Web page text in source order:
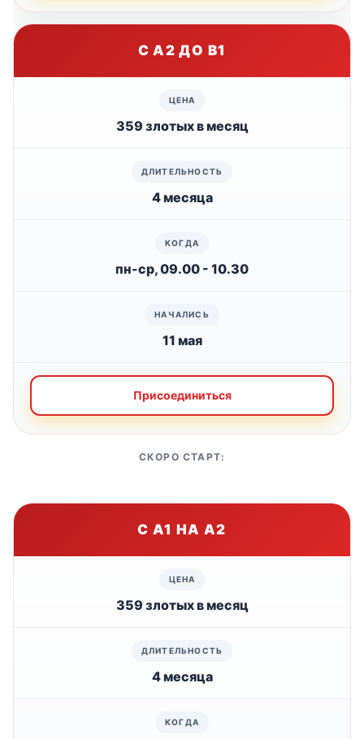
С A2 ДО B1
359 злотых в месяц
4 месяца
пн-ср, 09.00 - 10.30
11 мая
Присоединиться
СКОРО СТАРТ:
С А1 НА А2
359 злотых в месяц
4 месяца